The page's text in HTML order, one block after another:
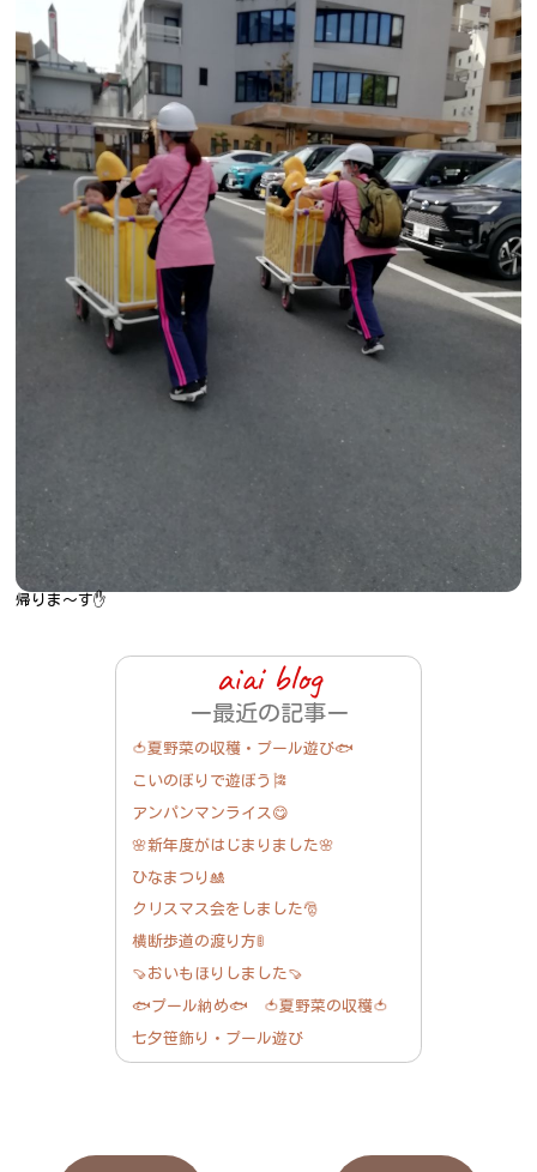
最近の記事
🍅夏野菜の収穫・プール遊び🐟
こいのぼりで遊ぼう🎏
アンパンマンライス😋
🌸新年度がはじまりました🌸
ひなまつり🎎
クリスマス会をしました🎅
横断歩道の渡り方🚦
🍠おいもほりしました🍠
🐟プール納め🐟 🍅夏野菜の収穫🍅
七夕笹飾り・プール遊び
帰りま～す✋